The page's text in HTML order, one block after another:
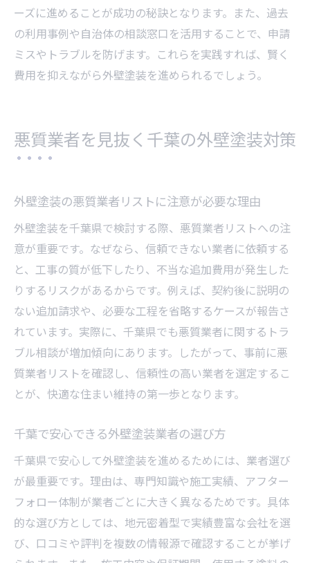
ーズに進めることが成功の秘訣となります。また、過去
の利用事例や自治体の相談窓口を活用することで、申請
ミスやトラブルを防げます。これらを実践すれば、賢く
費用を抑えながら外壁塗装を進められるでしょう。
悪質業者を見抜く千葉の外壁塗装対策
外壁塗装の悪質業者リストに注意が必要な理由
外壁塗装を千葉県で検討する際、悪質業者リストへの注
意が重要です。なぜなら、信頼できない業者に依頼する
と、工事の質が低下したり、不当な追加費用が発生した
りするリスクがあるからです。例えば、契約後に説明の
ない追加請求や、必要な工程を省略するケースが報告さ
れています。実際に、千葉県でも悪質業者に関するトラ
ブル相談が増加傾向にあります。したがって、事前に悪
質業者リストを確認し、信頼性の高い業者を選定するこ
とが、快適な住まい維持の第一歩となります。
千葉で安心できる外壁塗装業者の選び方
千葉県で安心して外壁塗装を進めるためには、業者選び
が最重要です。理由は、専門知識や施工実績、アフター
フォロー体制が業者ごとに大きく異なるためです。具体
的な選び方としては、地元密着型で実績豊富な会社を選
び、口コミや評判を複数の情報源で確認することが挙げ